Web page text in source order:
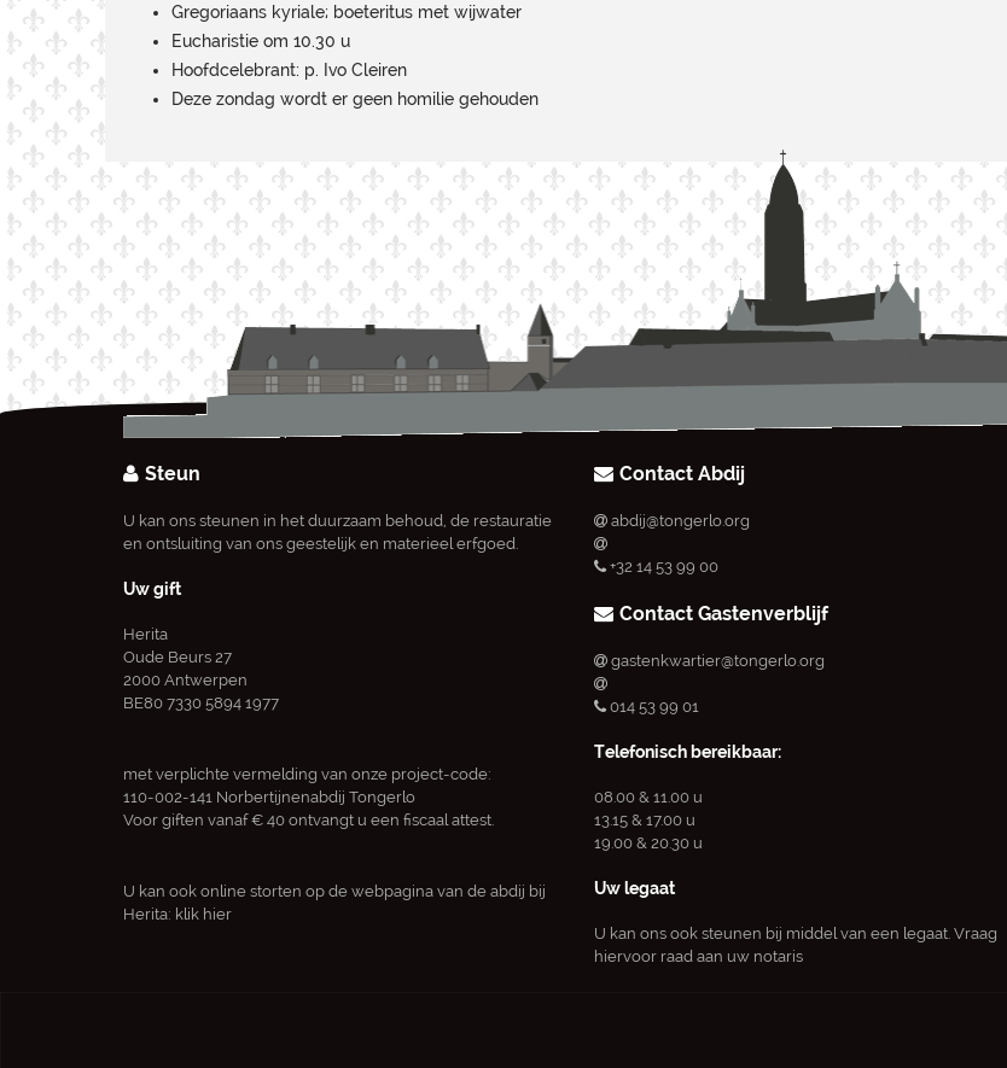
Gregoriaans kyriale; boeteritus met wijwater
Eucharistie om 10.30 u
Hoofdcelebrant: p. Ivo Cleiren
Deze zondag wordt er geen homilie gehouden
Steun
U kan ons steunen in het duurzaam behoud, de restauratie
en ontsluiting van ons geestelijk en materieel erfgoed.
Uw gift
Herita
Oude Beurs 27
2000 Antwerpen
BE80 7330 5894 1977
met verplichte vermelding van onze project-code:
110-002-141 Norbertijnenabdij Tongerlo
Voor giften vanaf € 40 ontvangt u een fiscaal attest.
U kan ook online storten op de webpagina van de abdij bij
Herita: klik hier
Contact Abdij
abdij@tongerlo.org
+32 14 53 99 00
Contact Gastenverblijf
gastenkwartier@tongerlo.org
014 53 99 01
Telefonisch bereikbaar:
08.00 & 11.00 u
13.15 & 17.00 u
19.00 & 20.30 u
Uw legaat
U kan ons ook steunen bij middel van een legaat. Vraag
hiervoor raad aan uw notaris